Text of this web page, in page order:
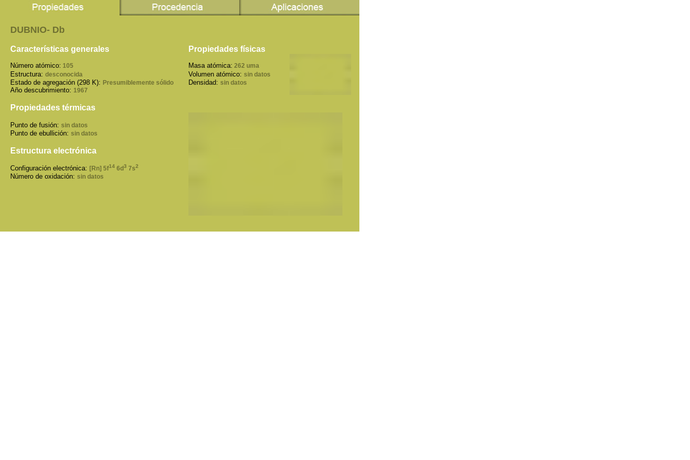
DUBNIO- Db
Características generales Propiedades físicas
Número atómico: 105
Estructura: desconocida
Estado de agregación (298 K): Presumiblemente sólido
Año descubrimiento: 1967
Masa atómica: 262 uma
Volumen atómico: sin datos
Densidad: sin datos
Propiedades térmicas
Punto de fusión: sin datos
Punto de ebullición: sin datos
Estructura electrónica
Configuración electrónica: [Rn] 5f14 6d3 7s2
Número de oxidación: sin datos